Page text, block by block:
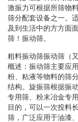
激振力可根据所筛物
筛分配套设备之一。
及到生活中的方方面
筛！振动筛。
粗料振动筛振动筛（
概述：振动筛主要应
粉、粘液等物料的筛
结构。旋振筛根据振
专用筛、粉末冶金专
目的，可以一次投料
筛，广泛应用于油漆